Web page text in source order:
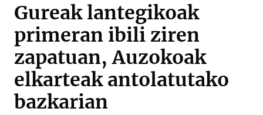
Gureak lantegikoak
primeran ibili ziren
zapatuan, Auzokoak
elkarteak antolatutako
bazkarian